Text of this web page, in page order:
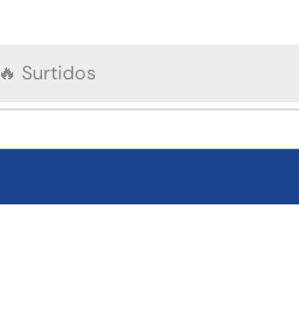
🔥 Surtidos